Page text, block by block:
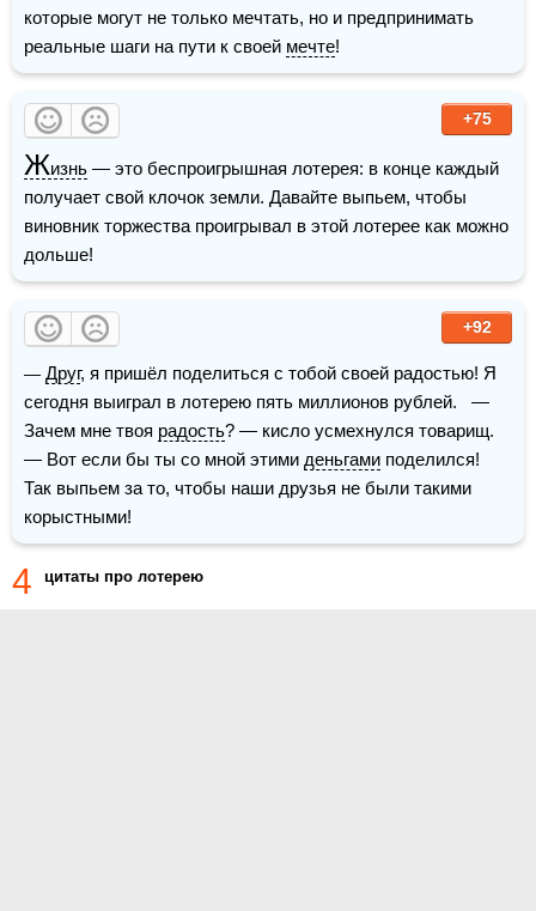
которые могут не только мечтать, но и предпринимать
реальные шаги на пути к своей мечте!
+75
Жизнь — это беспроигрышная лотерея: в конце каждый
получает свой клочок земли. Давайте выпьем, чтобы
виновник торжества проигрывал в этой лотерее как можно
дольше!
+92
Друг, я пришёл поделиться с тобой своей радостью! Я
сегодня выиграл в лотерею пять миллионов рублей.   —
Зачем мне твоя радость? — кисло усмехнулся товарищ.
— Вот если бы ты со мной этими деньгами поделился!
Так выпьем за то, чтобы наши друзья не были такими
корыстными!
4 цитаты про лотерею